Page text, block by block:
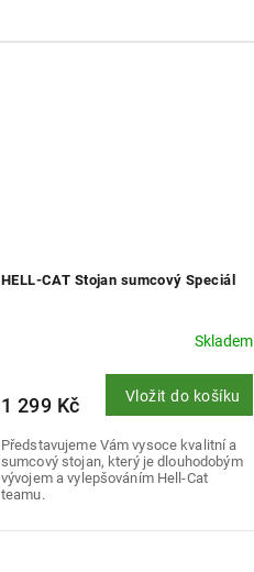
HELL-CAT Stojan sumcový Speciál
Skladem
1 299 Kč Vložit do košíku
Představujeme Vám vysoce kvalitní a
sumcový stojan, který je dlouhodobým
vývojem a vylepšováním Hell-Cat
teamu.